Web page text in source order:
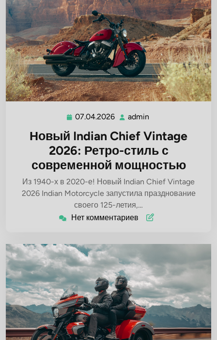
07.04.2026 07.04.2026
admin
Новый Indian Chief Vintage
2026: Ретро-стиль с
современной мощностью
Из 1940-х в 2020-е! Новый Indian Chief Vintage
2026 Indian Motorcycle запустила празднование
своего 125-летия,…
Нет комментариев